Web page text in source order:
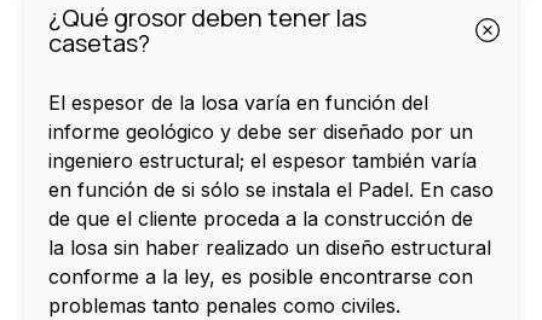
¿Qué grosor deben tener las
casetas?
El espesor de la losa varía en función del
informe geológico y debe ser diseñado por un
ingeniero estructural; el espesor también varía
en función de si sólo se instala el Padel. En caso
de que el cliente proceda a la construcción de
la losa sin haber realizado un diseño estructural
conforme a la ley, es posible encontrarse con
problemas tanto penales como civiles.